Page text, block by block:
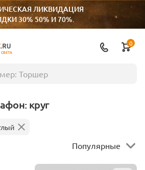
ЛИКВИДАЦИЯ
30% 50% И 70%.
СВЕТА
0
круг
Популярные